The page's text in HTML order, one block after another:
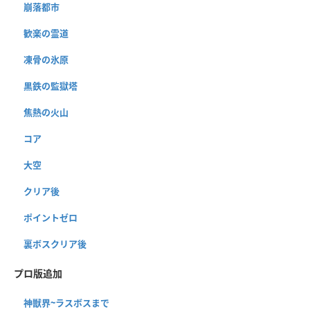
崩落都市
歓楽の霊道
凍骨の氷原
黒鉄の監獄塔
焦熱の火山
コア
大空
クリア後
ポイントゼロ
裏ボスクリア後
プロ版追加
神獣界~ラスボスまで